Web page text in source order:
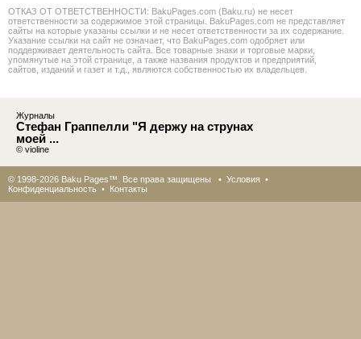
ОТКАЗ ОТ ОТВЕТСТВЕННОСТИ: BakuPages.com (Baku.ru) не несет
ответственности за содержимое этой страницы. BakuPages.com не представляет
сайты на которые указаны ссылки и не несет ответственности за их содержание.
Указание ссылки на сайт не означает, что BakuPages.com одобряет или
поддерживает деятельность сайта. Все товарные знаки и торговые марки,
упомянутые на этой странице, а также названия продуктов и предприятий,
сайтов, изданий и газет и т.д., являются собственностью их владельцев.
Журналы
Стефан Граппелли "Я держу на струнах
моей ...
© violine
© 1998-2026 Baku Pages™. Все права защищены • Условия •
Конфиденциальность • Контакты